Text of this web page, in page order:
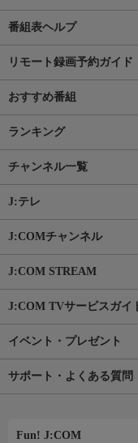
番組表ヘルプ
リモート録画予約ガイド
おすすめ番組
ランキング
チャンネル一覧
J:テレ
J:COMチャンネル
J:COM STREAM
J:COM TVサービスガイ
イベント・プレゼント
サポート・よくある質問
Fun! J:COM